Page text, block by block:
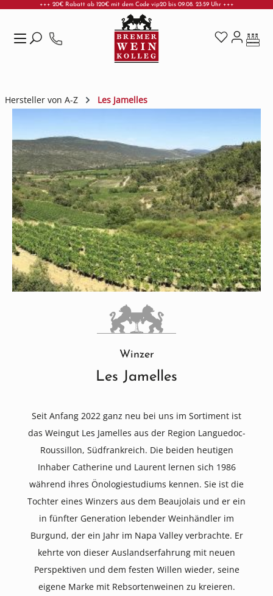
+++ 20€ Rabatt ab 120€ mit dem Code vip20 bis 09.08. 23:59 Uhr +++
Hersteller von A-Z Les Jamelles
Winzer
Les Jamelles
Seit Anfang 2022 ganz neu bei uns im Sortiment ist
das Weingut Les Jamelles aus der Region Languedoc-
Roussillon, Südfrankreich. Die beiden heutigen
Inhaber Catherine und Laurent lernen sich 1986
während ihres Önologiestudiums kennen. Sie ist die
Tochter eines Winzers aus dem Beaujolais und er ein
in fünfter Generation lebender Weinhändler im
Burgund, der ein Jahr im Napa Valley verbrachte. Er
kehrte von dieser Auslandserfahrung mit neuen
Perspektiven und dem festen Willen wieder, seine
eigene Marke mit Rebsortenweinen zu kreieren.